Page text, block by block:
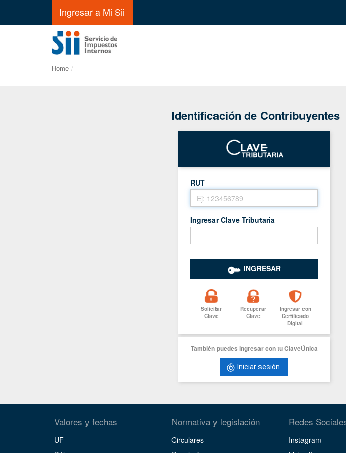
Ingresar a Mi Sii
Home
Identificación de Contribuyentes
RUT
Ingresar Clave Tributaria
INGRESAR
Solicitar
Clave
Recuperar
Clave
Ingresar con
Certificado
Digital
También puedes ingresar con tu ClaveÚnica
Iniciar sesión
Valores y fechas
UF
Normativa y legislación
Circulares
Redes
Instagram